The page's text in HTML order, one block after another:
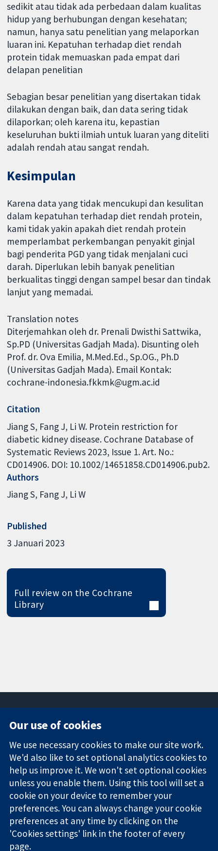
sedikit atau tidak ada perbedaan dalam kualitas
hidup yang berhubungan dengan kesehatan;
namun, hanya satu penelitian yang melaporkan
luaran ini. Kepatuhan terhadap diet rendah
protein tidak memuaskan pada empat dari
delapan penelitian
Sebagian besar penelitian yang disertakan tidak
dilakukan dengan baik, dan data sering tidak
dilaporkan; oleh karena itu, kepastian
keseluruhan bukti ilmiah untuk luaran yang diteliti
adalah rendah atau sangat rendah.
Kesimpulan
Karena data yang tidak mencukupi dan kesulitan
dalam kepatuhan terhadap diet rendah protein,
kami tidak yakin apakah diet rendah protein
memperlambat perkembangan penyakit ginjal
bagi penderita PGD yang tidak menjalani cuci
darah. Diperlukan lebih banyak penelitian
berkualitas tinggi dengan sampel besar dan tindak
lanjut yang memadai.
Translation notes
Diterjemahkan oleh dr. Prenali Dwisthi Sattwika,
Sp.PD (Universitas Gadjah Mada). Disunting oleh
Prof. dr. Ova Emilia, M.Med.Ed., Sp.OG., Ph.D
(Universitas Gadjah Mada). Email Kontak:
cochrane-indonesia.fkkmk@ugm.ac.id
Citation
Jiang S, Fang J, Li W. Protein restriction for
diabetic kidney disease. Cochrane Database of
Systematic Reviews 2023, Issue 1. Art. No.:
CD014906. DOI: 10.1002/14651858.CD014906.pub2.
Authors
Jiang S Fang J Li W
Published
3 Januari 2023
Full review on the Cochrane
Library
Trusted
evidence.
Informed
decisions.
Better health.
Square
London
W1G 0AN
Inggris
News
Press office
About us
Jobs
Cochrane
Library
The Cochrane Collaboration is a charity (no. 1045921) and a
company limited by guarantee (no. 03044323) registered in
Our use of cookies
We use necessary cookies to make our site work.
We'd also like to set optional analytics cookies to
help us improve it. We won't set optional cookies
unless you enable them. Using this tool will set a
cookie on your device to remember your
preferences. You can always change your cookie
preferences at any time by clicking on the
'Cookies settings' link in the footer of every
page.